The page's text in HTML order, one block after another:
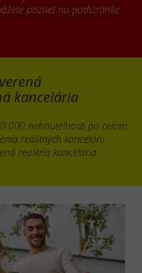
pozrieť na podstránke
kancelária
000 nehnuteľností po celom
realitných kancelárii
realitná kancelária.